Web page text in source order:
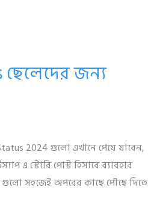
জন্য
2024 গুলো এখানে পেয়ে যাবেন,
এ স্টোরি পোস্ট হিসাবে ব্যাবহার
সহজেই অপরের কাছে পৌছে দিতে